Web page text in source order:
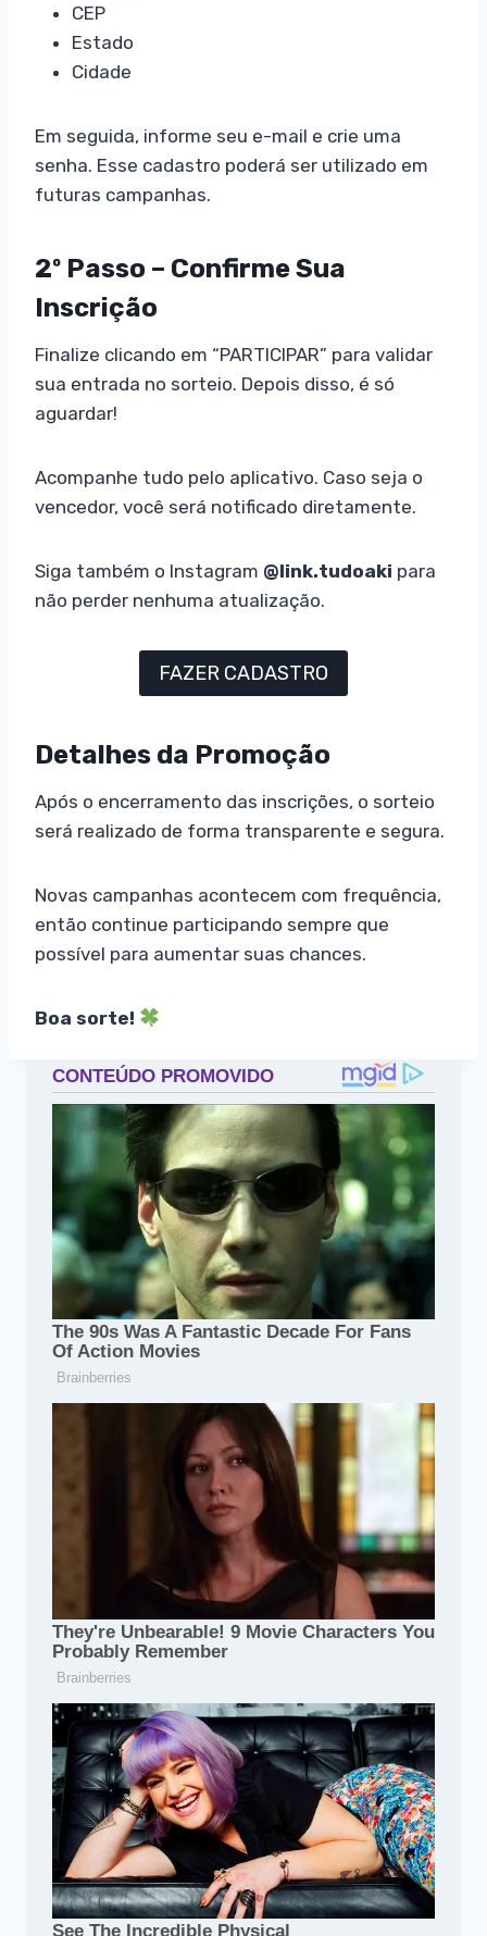
CEP
Estado
Cidade
Em seguida, informe seu e-mail e crie uma
senha. Esse cadastro poderá ser utilizado em
futuras campanhas.
2º Passo – Confirme Sua
Inscrição
Finalize clicando em “PARTICIPAR” para validar
sua entrada no sorteio. Depois disso, é só
aguardar!
Acompanhe tudo pelo aplicativo. Caso seja o
vencedor, você será notificado diretamente.
Siga também o Instagram @link.tudoaki para
não perder nenhuma atualização.
FAZER CADASTRO
Detalhes da Promoção
Após o encerramento das inscrições, o sorteio
será realizado de forma transparente e segura.
Novas campanhas acontecem com frequência,
então continue participando sempre que
possível para aumentar suas chances.
Boa sorte!